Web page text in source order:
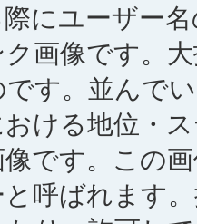
にユーザー
画像です。
です。並んで
おける地位・
です。この
呼ばれます